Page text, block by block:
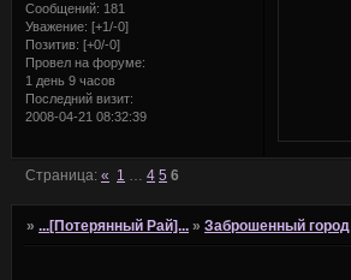
Сообщений: 181
Уважение: [+1/-0]
Позитив: [+0/-0]
Провел на форуме:
1 день 9 часов
Последний визит:
2008-04-21 08:32:39
Страница:« 1 … 4 5 6
»...[Потерянный Рай]... »Заброшенный город